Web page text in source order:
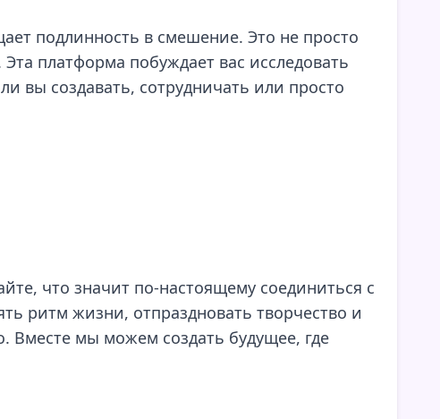
подлинность в смешение. Это не просто
платформа побуждает вас исследовать
вы создавать, сотрудничать или просто
что значит по-настоящему соединиться с
ритм жизни, отпраздновать творчество и
Вместе мы можем создать будущее, где